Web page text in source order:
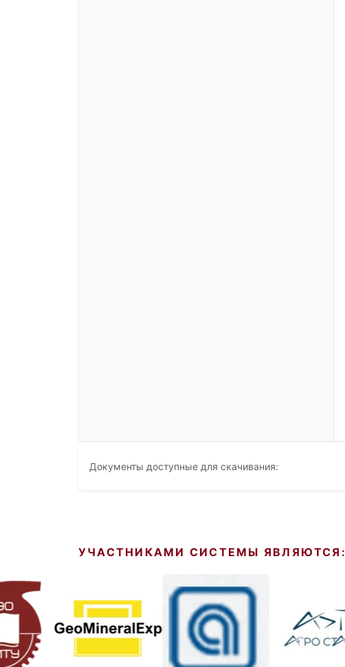
Документы доступные для скачивания:
УЧАСТНИКАМИ СИСТЕМЫ ЯВЛЯЮТСЯ: